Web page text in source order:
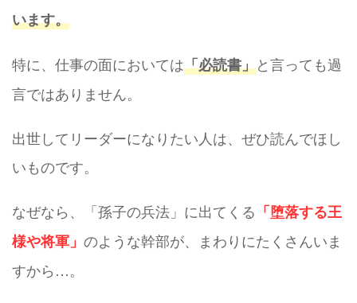
います。
特に、仕事の面においては「必読書」と言っても過
言ではありません。
出世してリーダーになりたい人は、ぜひ読んでほし
いものです。
なぜなら、「孫子の兵法」に出てくる 「堕落する王
様や将軍」 のような幹部が、まわりにたくさんいま
すから…。